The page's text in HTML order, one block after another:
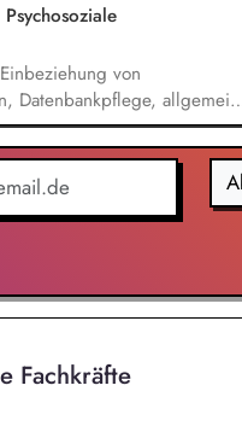
von
Datenbankpflege,
die Regelversorgung.
Fachkräfte